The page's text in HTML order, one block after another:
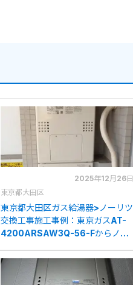
2025年12月26日
東京都大田区
東京都大田区ガス給湯器>ノーリツ
交換工事施工事例：東京ガスAT-
4200ARSAW3Q-56-Fからノー
換